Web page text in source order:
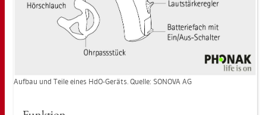
Auf­bau und Teile eines HdO-Ge­räts. Quel­le: SO­NO­VA AG